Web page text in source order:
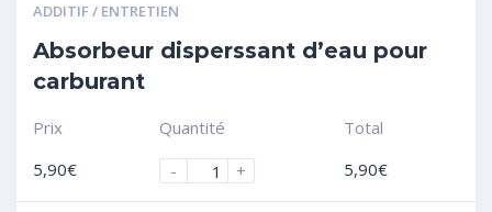
ADDITIF / ENTRETIEN
Absorbeur disperssant d’eau pour
carburant
Prix
5,90€
Quantité
-
+
Total
5,90€